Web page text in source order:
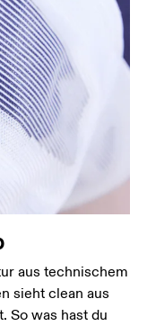
aus technischem
sieht clean aus
So was hast du